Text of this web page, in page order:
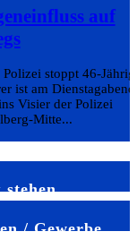
auf
stoppt 46-
ist am
Visier der Polizei
Mitte...
/ Gewerbe